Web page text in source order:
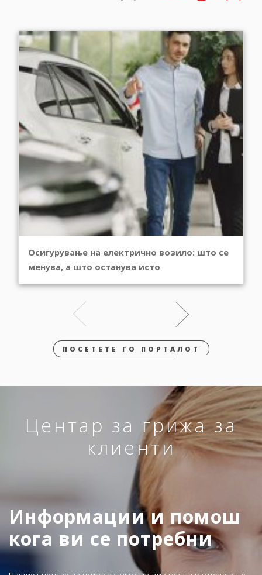
Осигурување на електрично возило: што се
менува, а што останува исто
ПОСЕТЕТЕ ГО ПОРТАЛОТ
Центар за грижа за
клиенти
Информации и помош
кога ви се потребни